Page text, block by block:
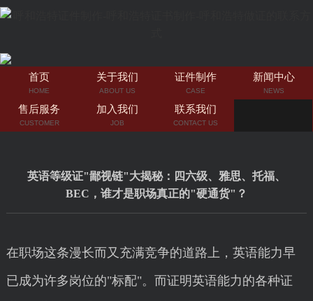
首页
HOME
关于我们
ABOUT US
证件制作
CASE
新闻中心
NEWS
售后服务
CUSTOMER
加入我们
JOB
联系我们
CONTACT US
英语等级证"鄙视链"大揭秘：四六级、雅思、托福、
BEC，谁才是职场真正的"硬通货"？
在职场这条漫长而又充满竞争的道路上，英语能力早
已成为许多岗位的"标配"。而证明英语能力的各种证